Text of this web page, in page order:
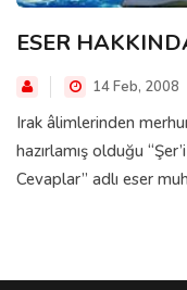
ESER
14 Feb, 2008
Irak âlimlerinden
hazırlamış olduğu
Cevaplar” adlı eser